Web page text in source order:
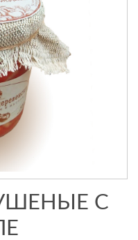
С